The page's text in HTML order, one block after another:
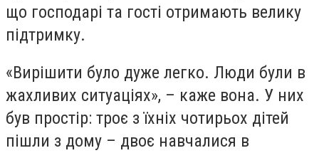
що господарі та гості отримають велику
підтримку.
«Вирішити було дуже легко. Люди були в
жахливих ситуаціях», – каже вона. У них
був простір: троє з їхніх чотирьох дітей
пішли з дому – двоє навчалися в